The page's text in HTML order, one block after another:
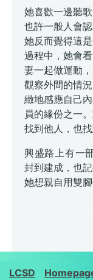
她喜歡一邊聽
也許一般人會
她反而覺得這
過程中，她會
妻一起做運動
觀察外間的情
緻地感應自己
員的緣份之一
找到他人，也找
興盛路上有一
封到建成，也
她想親自用雙腳
LCSD